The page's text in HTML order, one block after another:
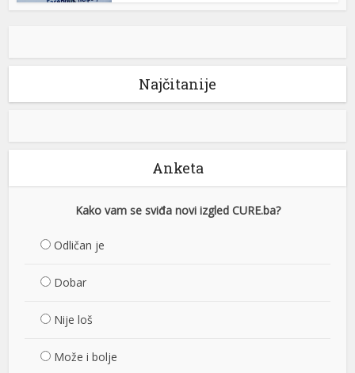
Najčitanije
Anketa
Kako vam se sviđa novi izgled CURE.ba?
Odličan je
Dobar
Nije loš
Može i bolje